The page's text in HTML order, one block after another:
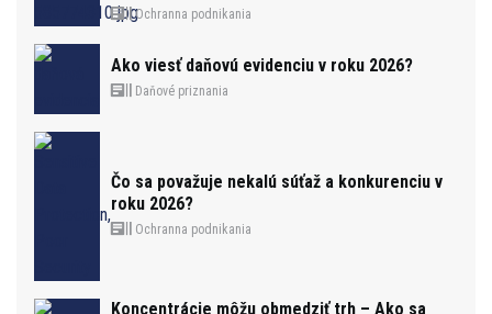
Ochranna podnikania
Ako viesť daňovú evidenciu v roku 2026?
Daňové priznania
Čo sa považuje nekalú súťaž a konkurenciu v
roku 2026?
Ochranna podnikania
Koncentrácie môžu obmedziť trh – Ako sa